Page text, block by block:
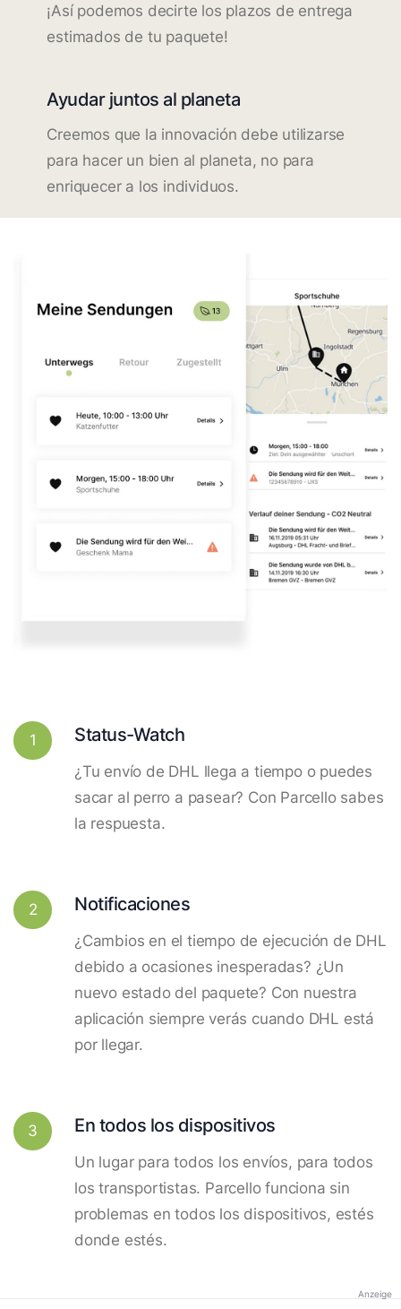
¡Así podemos decirte los plazos de entrega
estimados de tu paquete!
Ayudar juntos al planeta
Creemos que la innovación debe utilizarse
para hacer un bien al planeta, no para
enriquecer a los individuos.
1 Status-Watch
¿Tu envío de DHL llega a tiempo o puedes
sacar al perro a pasear? Con Parcello sabes
la respuesta.
2 Notificaciones
¿Cambios en el tiempo de ejecución de DHL
debido a ocasiones inesperadas? ¿Un
nuevo estado del paquete? Con nuestra
aplicación siempre verás cuando DHL está
por llegar.
3 En todos los dispositivos
Un lugar para todos los envíos, para todos
los transportistas. Parcello funciona sin
problemas en todos los dispositivos, estés
donde estés.
Anzeige